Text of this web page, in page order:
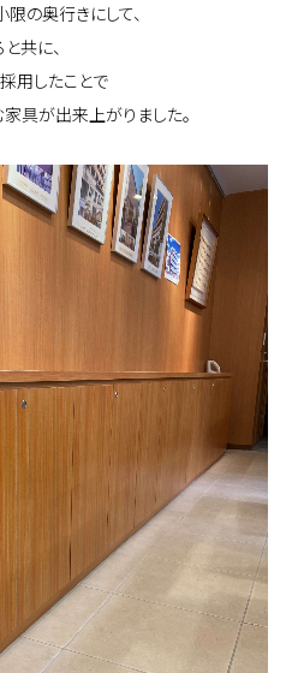
の奥行きにして、
共に、
用したことで
具が出来上がりました。